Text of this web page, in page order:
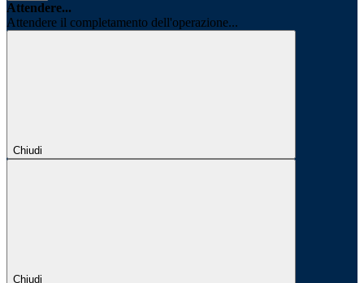
Attendere...
Attendere il completamento dell'operazione...
Chiudi
Chiudi